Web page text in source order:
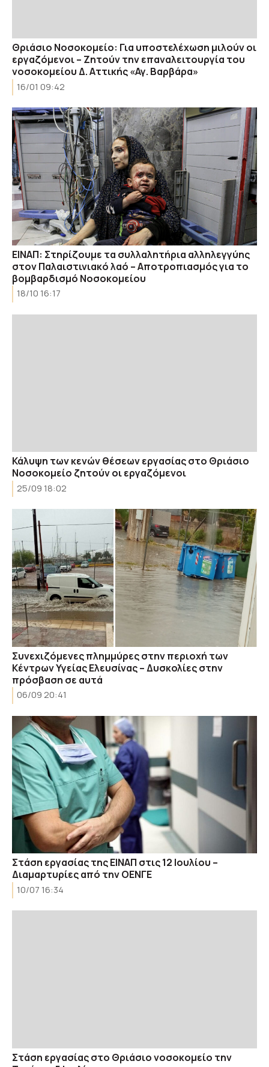
Θριάσιο Νοσοκομείο: Για υποστελέχωση μιλούν οι
εργαζόμενοι – Ζητούν την επαναλειτουργία του
νοσοκομείου Δ. Αττικής «Αγ. Βαρβάρα»
16/01 09:42
EINAΠ: Στηρίζουμε τα συλλαλητήρια αλληλεγγύης
στον Παλαιστινιακό λαό – Αποτροπιασμός για το
βομβαρδισμό Νοσοκομείου
18/10 16:17
Κάλυψη των κενών θέσεων εργασίας στο Θριάσιο
Νοσοκομείο ζητούν οι εργαζόμενοι
25/09 18:02
Συνεχιζόμενες πλημμύρες στην περιοχή των
Κέντρων Υγείας Ελευσίνας – Δυσκολίες στην
πρόσβαση σε αυτά
06/09 20:41
Στάση εργασίας της ΕΙΝΑΠ στις 12 Ιουλίου –
Διαμαρτυρίες από την ΟΕΝΓΕ
10/07 16:34
Στάση εργασίας στο Θριάσιο νοσοκομείο την